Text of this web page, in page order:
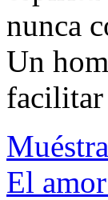
nunca
Un
facilitar
El